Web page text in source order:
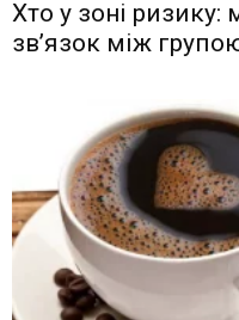
Хто у зоні
зв’язок між